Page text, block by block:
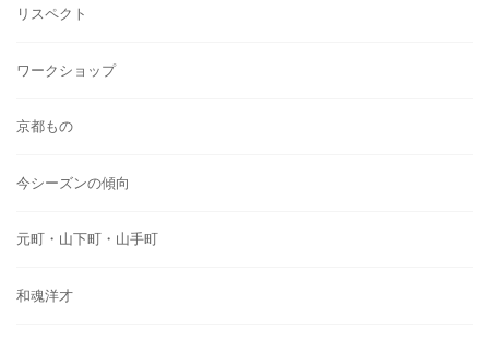
リスペクト
ワークショップ
京都もの
今シーズンの傾向
元町・山下町・山手町
和魂洋才